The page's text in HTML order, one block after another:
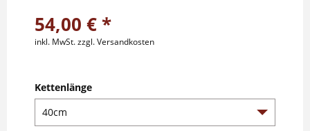
54,00 € *
inkl. MwSt.zzgl. Versandkosten
Kettenlänge